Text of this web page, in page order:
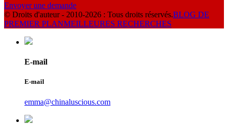
Envoyer une demande
© Droits d'auteur - 2010-2026 : Tous droits réservés.BLOG DE
PREMIER PLANMEILLEURES RECHERCHES
E-mail
E-mail
emma@chinaluscious.com